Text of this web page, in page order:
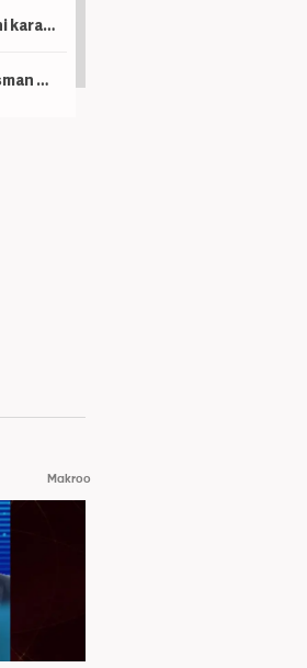
Savunma sanayiinde tarihi karar! İki dev milli motor için birleşiyor
BDDK’dan tasarruf finansman düzenlemesi! Taşıt, konut ve iş yerinde limitler değişti
Makroo